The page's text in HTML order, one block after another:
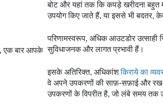
एक बार आपके
बोट और यहां तक कि कपड़े खरीदना बहुत
उपयोग किए जाते हैं, या इससे भी बदतर,
परिणामस्वरूप, अधिक आउटडोर
सुविधाजनक और लागत प्रभावी हैं।
इसके अतिरिक्त, अधिकांशकिराये का
वे अपने उपकरणों की साफ़-सफ़ाई और रख-
उपकरणों के विपरीत है, जो लंबे समय तक